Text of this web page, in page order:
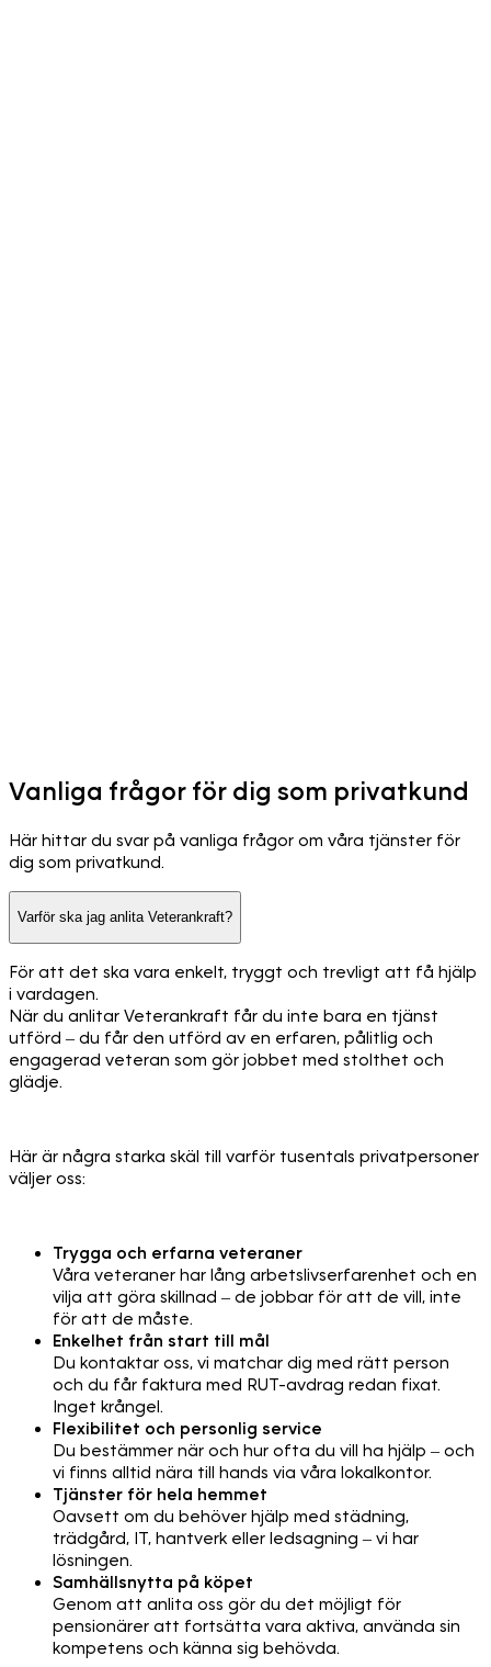
Vanliga frågor för dig som privatkund
Här hittar du svar på vanliga frågor om våra tjänster för
dig som privatkund.
Varför ska jag anlita Veterankraft?
För att det ska vara enkelt, tryggt och trevligt att få hjälp
i vardagen.
När du anlitar Veterankraft får du inte bara en tjänst
utförd – du får den utförd av en erfaren, pålitlig och
engagerad veteran som gör jobbet med stolthet och
glädje.
Här är några starka skäl till varför tusentals privatpersoner
väljer oss:
Trygga och erfarna veteraner
Våra veteraner har lång arbetslivserfarenhet och en
vilja att göra skillnad – de jobbar för att de vill, inte
för att de måste.
Enkelhet från start till mål
Du kontaktar oss, vi matchar dig med rätt person
och du får faktura med RUT-avdrag redan fixat.
Inget krångel.
Flexibilitet och personlig service
Du bestämmer när och hur ofta du vill ha hjälp – och
vi finns alltid nära till hands via våra lokalkontor.
Tjänster för hela hemmet
Oavsett om du behöver hjälp med städning,
trädgård, IT, hantverk eller ledsagning – vi har
lösningen.
Samhällsnytta på köpet
Genom att anlita oss gör du det möjligt för
pensionärer att fortsätta vara aktiva, använda sin
kompetens och känna sig behövda.